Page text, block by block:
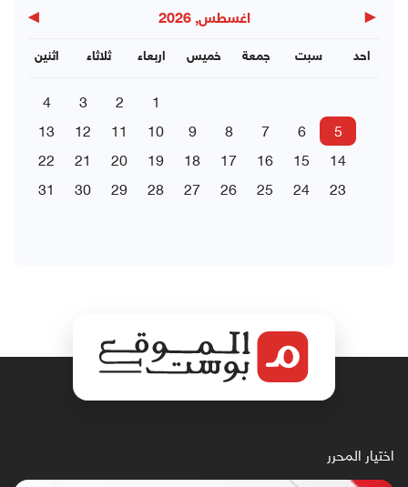
◀ اغسطس, 2026 ▶
اثنين ثلاثاء اربعاء خميس جمعة سبت احد
1
2
3
4
5
6
7
8
9
10
11
12
13
14
15
16
17
18
19
20
21
22
23
24
25
26
27
28
29
30
31
اختيار المحرر